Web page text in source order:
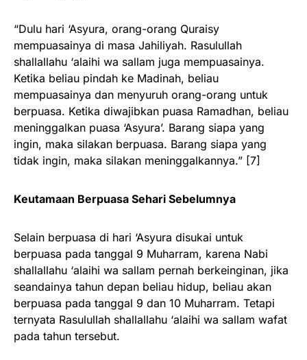
“Dulu hari ‘Asyura, orang-orang Quraisy
mempuasainya di masa Jahiliyah. Rasulullah
shallallahu ‘alaihi wa sallam juga mempuasainya.
Ketika beliau pindah ke Madinah, beliau
mempuasainya dan menyuruh orang-orang untuk
berpuasa. Ketika diwajibkan puasa Ramadhan, beliau
meninggalkan puasa ‘Asyura’. Barang siapa yang
ingin, maka silakan berpuasa. Barang siapa yang
tidak ingin, maka silakan meninggalkannya.” [7]
Keutamaan Berpuasa Sehari Sebelumnya
Selain berpuasa di hari ‘Asyura disukai untuk
berpuasa pada tanggal 9 Muharram, karena Nabi
shallallahu ‘alaihi wa sallam pernah berkeinginan, jika
seandainya tahun depan beliau hidup, beliau akan
berpuasa pada tanggal 9 dan 10 Muharram. Tetapi
ternyata Rasulullah shallallahu ‘alaihi wa sallam wafat
pada tahun tersebut.